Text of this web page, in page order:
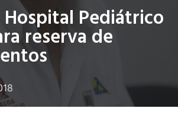
Hospital Pediátrico
reserva de